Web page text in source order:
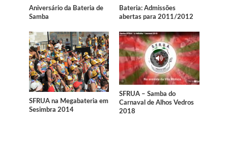
Aniversário da Bateria de
Samba
Bateria: Admissões
abertas para 2011/2012
SFRUA na Megabateria em
Sesimbra 2014
SFRUA – Samba do
Carnaval de Alhos Vedros
2018